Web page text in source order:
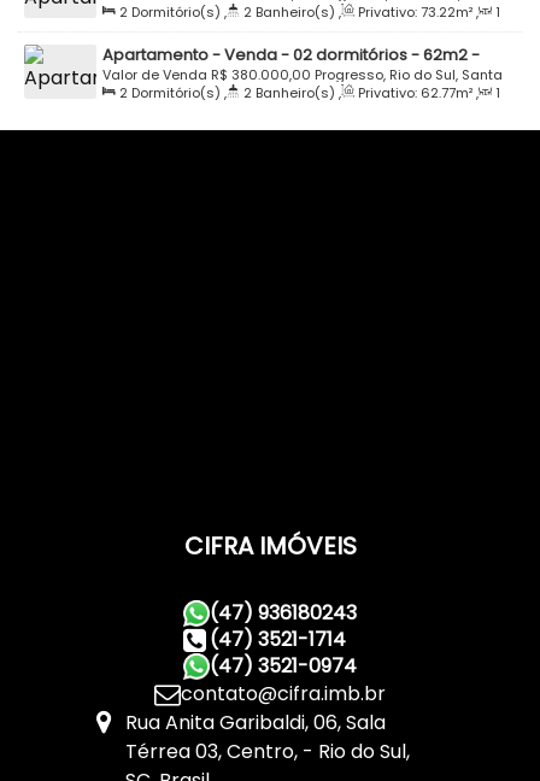
do Sul
Catarina, Brasil
2 Dormitório(s) , 2 Banheiro(s) , Privativo:73.22m²,
1
Sala(s) , 1Suíte(s) , 1Vaga(s)
Apartamento - Venda - 02 dormitórios - 62m2 -
Semi Mobiliado - Estrada Boa Esperança -
Residencial Madri - Progresso - Rio do Sul
R$ 380.000,00
Valor de Venda
Progresso, Rio do Sul, Santa
Catarina, Brasil
2 Dormitório(s) , 2 Banheiro(s) , Privativo: 62.77m²,
1
CIFRA IMÓVEIS
(47) 936180243
(47) 3521-1714
(47) 3521-0974
contato@cifra.imb.br
Rua Anita Garibaldi,06,Sala
Térrea 03,Centro, Rio do Sul,